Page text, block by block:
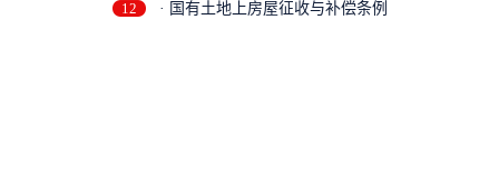
12 · 国有土地上房屋征收与补偿条例